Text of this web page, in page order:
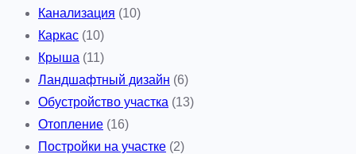
Канализация (10)
Каркас (10)
Крыша (11)
Ландшафтный дизайн (6)
Обустройство участка (13)
Отопление (16)
Постройки на участке (2)